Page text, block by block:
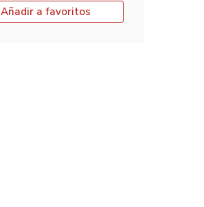
Añadir a favoritos